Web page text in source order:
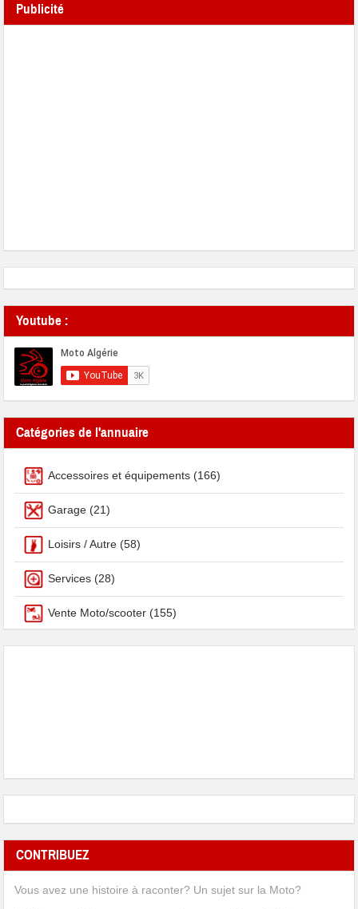
Publicité
Youtube :
Catégories de l'annuaire
Accessoires et équipements (166)
Garage (21)
Loisirs / Autre (58)
Services (28)
Vente Moto/scooter (155)
CONTRIBUEZ
Vous avez une histoire à raconter? Un sujet sur la Moto?